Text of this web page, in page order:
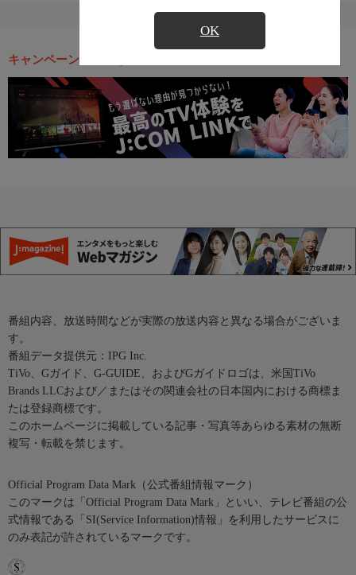
OK
キャンペーン・お得な情報
番組内容、放送時間などが実際の放送内容と異なる場合がございま
す。
番組データ提供元：IPG Inc.
TiVo、Gガイド、G-GUIDE、およびGガイドロゴは、米国TiVo
Brands LLCおよび／またはその関連会社の日本国内における商標ま
たは登録商標です。
このホームページに掲載している記事・写真等あらゆる素材の無断
複写・転載を禁じます。
Official Program Data Mark（公式番組情報マーク）
このマークは「Official Program Data Mark」といい、テレビ番組の公
式情報である「SI(Service Information)情報」を利用したサービスに
のみ表記が許されているマークです。